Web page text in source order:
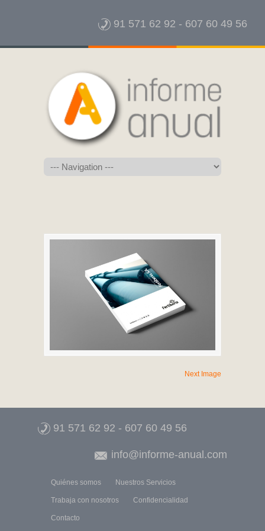
91 571 62 92 - 607 60 49 56
Next Image
91 571 62 92 - 607 60 49 56
info@informe-anual.com
Quiénes somos Nuestros Servicios
Trabaja con nosotros Confidencialidad
Contacto